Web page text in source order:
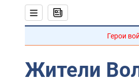
Герои
Жители